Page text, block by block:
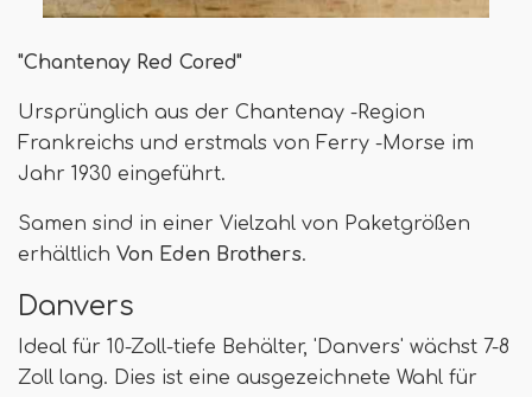
"Chantenay Red Cored"
Ursprünglich aus der Chantenay -Region
Frankreichs und erstmals von Ferry -Morse im
Jahr 1930 eingeführt.
Samen sind in einer Vielzahl von Paketgrößen
erhältlich Von Eden Brothers.
Danvers
Ideal für 10-Zoll-tiefe Behälter, 'Danvers' wächst 7-8
Zoll lang. Dies ist eine ausgezeichnete Wahl für